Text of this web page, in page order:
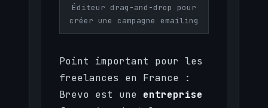
Éditeur drag-and-drop pour
créer une campagne emailing
Point important pour les
freelances en France :
Brevo est une entreprise